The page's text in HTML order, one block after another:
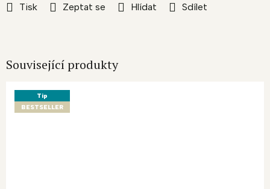
Tisk Zeptat se Hlídat Sdílet
Související produkty
Tip
BESTSELLER